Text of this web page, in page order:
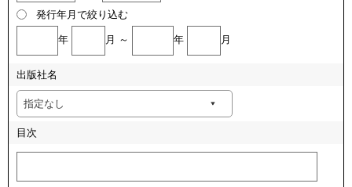
発行年月で絞り込む
年 月 ～ 年 月
出版社名
目次